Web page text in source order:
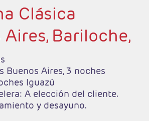
Clásica
Bariloche,
Buenos Aires, 3 noches
Iguazú
A elección del cliente.
y desayuno.